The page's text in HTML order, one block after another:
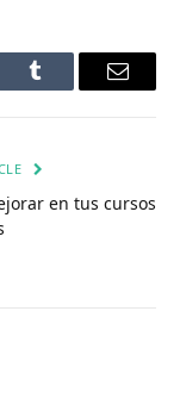
Tumblr Email
en tus cursos